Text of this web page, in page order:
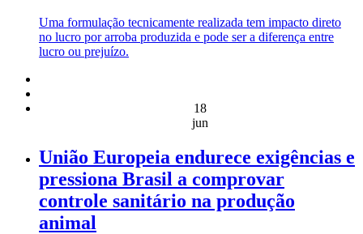
Uma formulação tecnicamente realizada tem impacto direto
no lucro por arroba produzida e pode ser a diferença entre
lucro ou prejuízo.
18
jun
União Europeia endurece exigências e
pressiona Brasil a comprovar
controle sanitário na produção
animal